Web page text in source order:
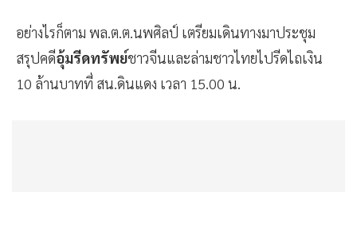
อย่างไรก็ตาม พล.ต.ต.นพศิลป์ เตรียมเดินทางมาประชุม
สรุปคดีอุ้มรีดทรัพย์ชาวจีนและล่ามชาวไทยไปรีดไถเงิน
10 ล้านบาทที่ สน.ดินแดง เวลา 15.00 น.